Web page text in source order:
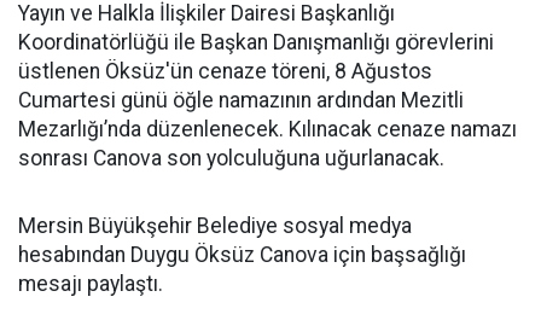
Yayın ve Halkla İlişkiler Dairesi Başkanlığı
Koordinatörlüğü ile Başkan Danışmanlığı görevlerini
üstlenen Öksüz'ün cenaze töreni, 8 Ağustos
Cumartesi günü öğle namazının ardından Mezitli
Mezarlığı’nda düzenlenecek. Kılınacak cenaze namazı
sonrası Canova son yolculuğuna uğurlanacak.
Mersin Büyükşehir Belediye sosyal medya
hesabından Duygu Öksüz Canova için başsağlığı
mesajı paylaştı.